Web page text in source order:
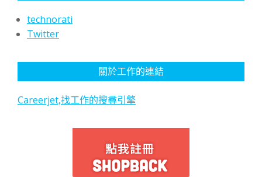
technorati
Twitter
關於工作的連結
Careerjet,找工作的搜尋引擎